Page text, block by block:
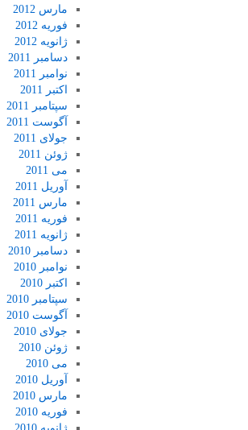
مارس 2012
فوریه 2012
ژانویه 2012
دسامبر 2011
نوامبر 2011
اکتبر 2011
سپتامبر 2011
آگوست 2011
جولای 2011
ژوئن 2011
می 2011
آوریل 2011
مارس 2011
فوریه 2011
ژانویه 2011
دسامبر 2010
نوامبر 2010
اکتبر 2010
سپتامبر 2010
آگوست 2010
جولای 2010
ژوئن 2010
می 2010
آوریل 2010
مارس 2010
فوریه 2010